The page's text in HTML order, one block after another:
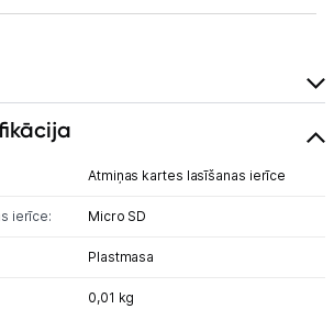
un aksesuāri
Atmiņas kartes lasīšanas ierīce
ierīce: Micro SD
Plastmasa
0,01 kg